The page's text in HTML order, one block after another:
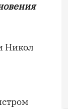
Никол